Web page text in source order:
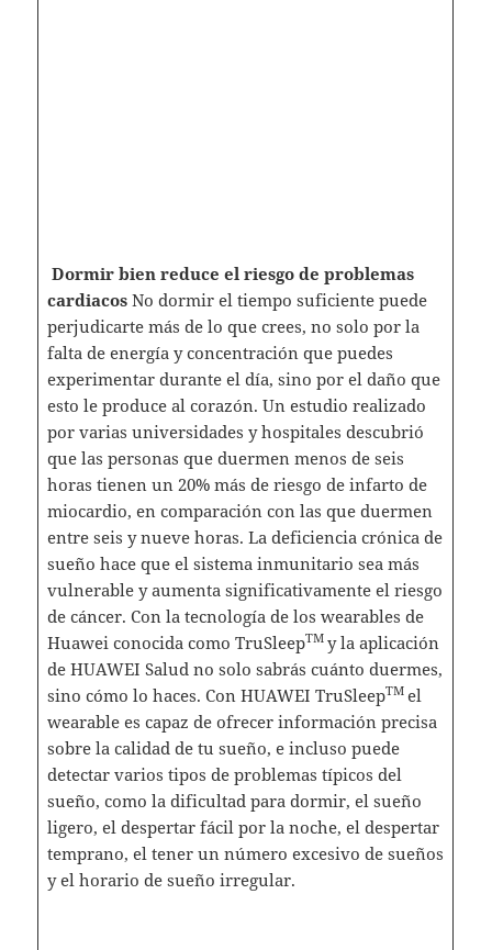
Dormir bien reduce el riesgo de problemas
cardiacos No dormir el tiempo suficiente puede
perjudicarte más de lo que crees, no solo por la
falta de energía y concentración que puedes
experimentar durante el día, sino por el daño que
esto le produce al corazón. Un estudio realizado
por varias universidades y hospitales descubrió
que las personas que duermen menos de seis
horas tienen un 20% más de riesgo de infarto de
miocardio, en comparación con las que duermen
entre seis y nueve horas. La deficiencia crónica de
sueño hace que el sistema inmunitario sea más
vulnerable y aumenta significativamente el riesgo
de cáncer. Con la tecnología de los wearables de
Huawei conocida como TruSleepTM y la aplicación
de HUAWEI Salud no solo sabrás cuánto duermes,
sino cómo lo haces. Con HUAWEI TruSleepTM el
wearable es capaz de ofrecer información precisa
sobre la calidad de tu sueño, e incluso puede
detectar varios tipos de problemas típicos del
sueño, como la dificultad para dormir, el sueño
ligero, el despertar fácil por la noche, el despertar
temprano, el tener un número excesivo de sueños
y el horario de sueño irregular.